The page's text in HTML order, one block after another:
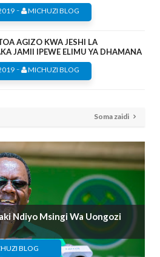
- MICHUZI BLOG
AGIZO KWA JESHI LA
JAMII IPEWE ELIMU YA DHAMANA
- MICHUZI BLOG
Soma zaidi
Ndiyo Msingi Wa Uongozi
BLOG